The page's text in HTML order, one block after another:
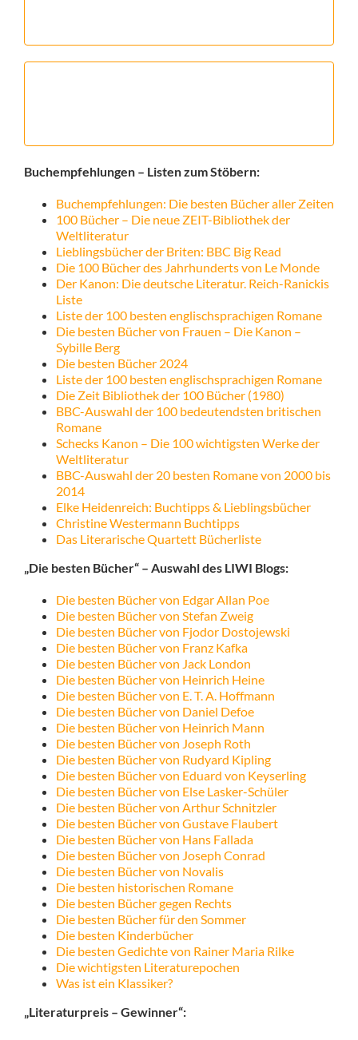
Buchempfehlungen – Listen zum Stöbern:
Buchempfehlungen: Die besten Bücher aller Zeiten
100 Bücher – Die neue ZEIT-Bibliothek der
Weltliteratur
Lieblingsbücher der Briten: BBC Big Read
Die 100 Bücher des Jahrhunderts von Le Monde
Der Kanon: Die deutsche Literatur. Reich-Ranickis
Liste
Liste der 100 besten englischsprachigen Romane
Die besten Bücher von Frauen – Die Kanon –
Sybille Berg
Die besten Bücher 2024
Liste der 100 besten englischsprachigen Romane
Die Zeit Bibliothek der 100 Bücher (1980)
BBC-Auswahl der 100 bedeutendsten britischen
Romane
Schecks Kanon – Die 100 wichtigsten Werke der
Weltliteratur
BBC-Auswahl der 20 besten Romane von 2000 bis
2014
Elke Heidenreich: Buchtipps & Lieblingsbücher
Christine Westermann Buchtipps
Das Literarische Quartett Bücherliste
„Die besten Bücher“ – Auswahl des LIWI Blogs:
Die besten Bücher von Edgar Allan Poe
Die besten Bücher von Stefan Zweig
Die besten Bücher von Fjodor Dostojewski
Die besten Bücher von Franz Kafka
Die besten Bücher von Jack London
Die besten Bücher von Heinrich Heine
Die besten Bücher von E. T. A. Hoffmann
Die besten Bücher von Daniel Defoe
Die besten Bücher von Heinrich Mann
Die besten Bücher von Joseph Roth
Die besten Bücher von Rudyard Kipling
Die besten Bücher von Eduard von Keyserling
Die besten Bücher von Else Lasker-Schüler
Die besten Bücher von Arthur Schnitzler
Die besten Bücher von Gustave Flaubert
Die besten Bücher von Hans Fallada
Die besten Bücher von Joseph Conrad
Die besten Bücher von Novalis
Die besten historischen Romane
Die besten Bücher gegen Rechts
Die besten Bücher für den Sommer
Die besten Kinderbücher
Die besten Gedichte von Rainer Maria Rilke
Die wichtigsten Literaturepochen
Was ist ein Klassiker?
„Literaturpreis – Gewinner“: